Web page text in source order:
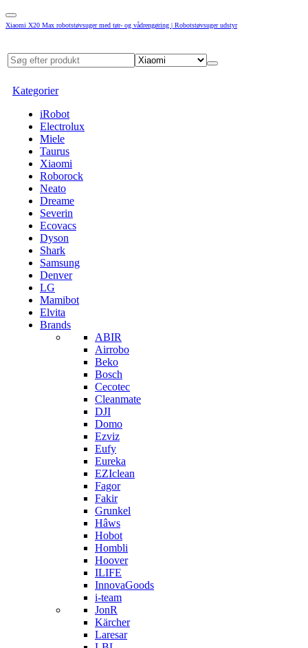
Xiaomi X20 Max robotstøvsuger med tør- og vådrengøring | Robotstøvsuger udstyr
Kategorier
iRobot
Electrolux
Miele
Taurus
Xiaomi
Roborock
Neato
Dreame
Severin
Ecovacs
Dyson
Shark
Samsung
Denver
LG
Mamibot
Elvita
Brands
ABIR
Airrobo
Beko
Bosch
Cecotec
Cleanmate
DJI
Domo
Ezviz
Eufy
Eureka
EZIclean
Fagor
Fakir
Grunkel
Hâws
Hobot
Hombli
Hoover
ILIFE
InnovaGoods
i-team
JonR
Kärcher
Laresar